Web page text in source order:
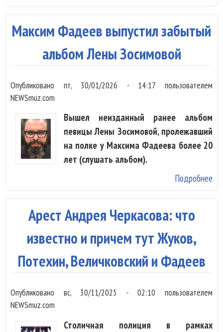
Максим Фадеев выпустил забытый
альбом Лены Зосимовой
Опубликовано пт, 30/01/2026 - 14:17 пользователем
NEWSmuz.com
Вышел неизданный ранее альбом
певицы Лены Зосимовой, пролежавший
на полке у Максима Фадеева более 20
лет (слушать альбом).
Подробнее
Арест Андрея Черкасова: что
известно и причем тут Жуков,
Потехин, Величковский и Фадеев
Опубликовано вс, 30/11/2025 - 02:10 пользователем
NEWSmuz.com
Столичная полиция в рамках